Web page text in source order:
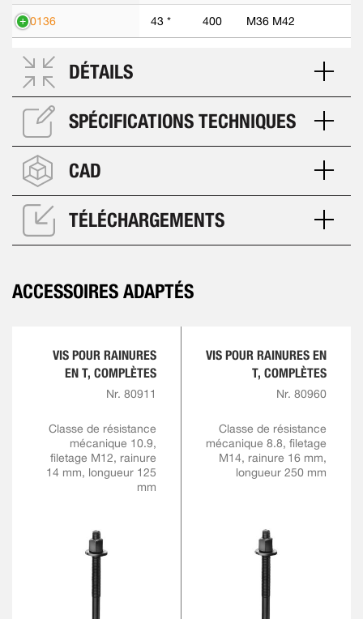
70136 43 * 400 M36 M42
DÉTAILS
SPÉCIFICATIONS TECHNIQUES
CAD
TÉLÉCHARGEMENTS
ACCESSOIRES ADAPTÉS
VIS POUR RAINURES
EN T, COMPLÈTES
Nr. 80911
Classe de résistance
mécanique 10.9,
filetage M12, rainure
14 mm, longueur 125
mm
VIS POUR RAINURES EN
T, COMPLÈTES
Nr. 80960
Classe de résistance
mécanique 8.8, filetage
M14, rainure 16 mm,
longueur 250 mm